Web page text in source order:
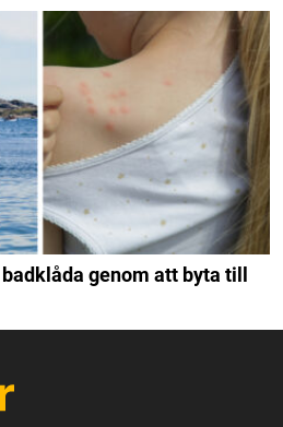
genom att byta till